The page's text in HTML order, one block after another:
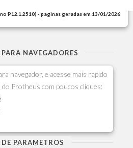
P12.1.2510) - paginas geradas em 13/01/2026
NAVEGADORES
navegador, e acesse mais rapido
Protheus com poucos cliques:
PARAMETROS